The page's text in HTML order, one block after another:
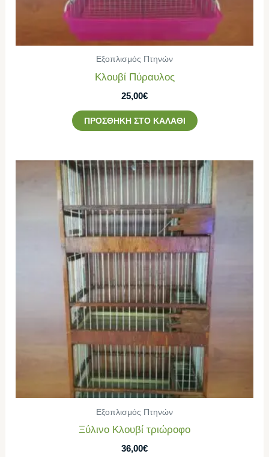
Εξοπλισμός Πτηνών
Κλουβί Πύραυλος
25,00€
ΠΡΟΣΘΉΚΗ ΣΤΟ ΚΑΛΆΘΙ
Εξοπλισμός Πτηνών
Ξύλινο Κλουβί τριώροφο
36,00€